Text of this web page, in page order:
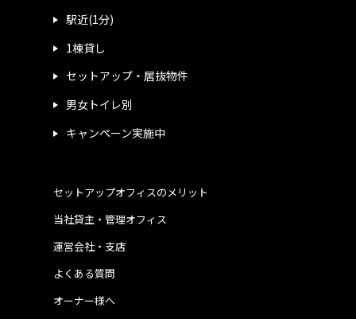
駅近(1分)
1棟貸し
セットアップ・居抜物件
男女トイレ別
キャンペーン実施中
運営会社・支店
よくある質問
当社貸主・管理オフィス
オーナー様へ
セットアップオフィスのメリット